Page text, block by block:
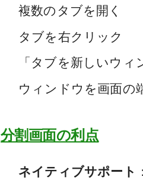
複数のタブを開く
タブを右クリック
「タブを新しいウ
ウィンドウを画面の
分割画面の利点
ネイティブサポート